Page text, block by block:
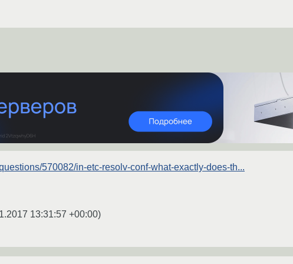
570082/in-etc-resolv-conf-what-exactly-does-th...
13:31:57 +00:00)